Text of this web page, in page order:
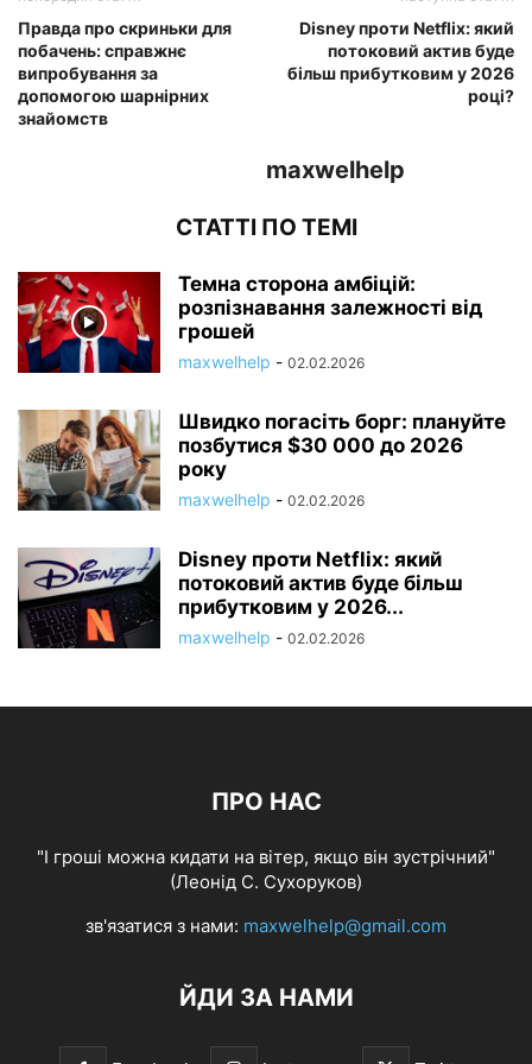
Правда про скриньки для
побачень: справжнє
випробування за
допомогою шарнірних
знайомств
Disney проти Netflix: який
потоковий актив буде
більш прибутковим у 2026
році?
maxwelhelp
СТАТТІ ПО ТЕМІ
Темна сторона амбіцій:
розпізнавання залежності від
грошей
maxwelhelp - 02.02.2026
Швидко погасіть борг: плануйте
позбутися $30 000 до 2026
року
maxwelhelp - 02.02.2026
Disney проти Netflix: який
потоковий актив буде більш
прибутковим у 2026...
maxwelhelp - 02.02.2026
ПРО НАС
"І гроші можна кидати на вітер, якщо він зустрічний"
(Леонід С. Сухоруков)
зв'язатися з нами: maxwelhelp@gmail.com
ЙДИ ЗА НАМИ